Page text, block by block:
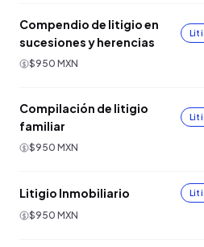
Compendio de litigio en
sucesiones y herencias
$950 MXN
Compilación de litigio
familiar
$950 MXN
Litigio Inmobiliario
$950 MXN